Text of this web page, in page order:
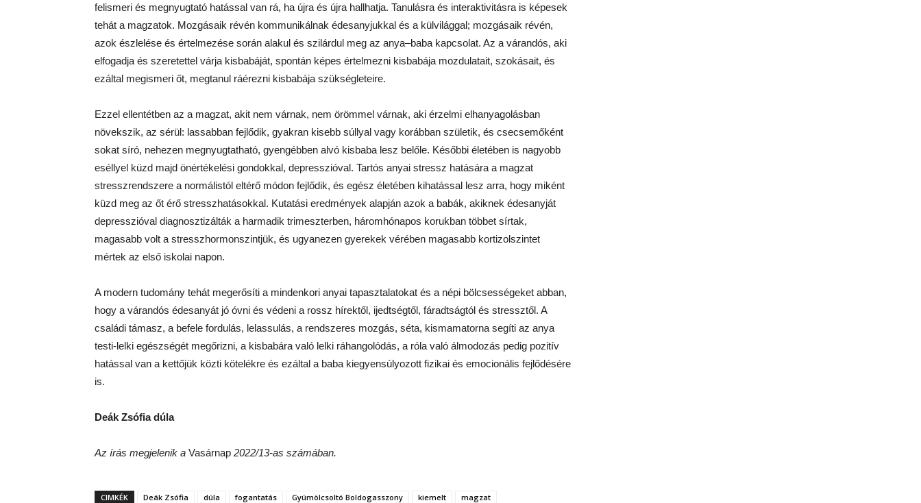
felismeri és megnyugtató hatással van rá, ha újra és újra hallhatja. Tanulásra és interaktivitásra is képesek
tehát a magzatok. Mozgásaik révén kommunikálnak édesanyjukkal és a külvilággal; mozgásaik révén,
azok észlelése és értelmezése során alakul és szilárdul meg az anya–baba kapcsolat. Az a várandós, aki
elfogadja és szeretettel várja kisbabáját, spontán képes értelmezni kisbabája mozdulatait, szokásait, és
ezáltal megismeri őt, megtanul ráérezni kisbabája szükségleteire.
Ezzel ellentétben az a magzat, akit nem várnak, nem örömmel várnak, aki érzelmi elhanyagolásban
növekszik, az sérül: lassabban fejlődik, gyakran kisebb súllyal vagy korábban születik, és csecsemőként
sokat síró, nehezen megnyugtatható, gyengébben alvó kisbaba lesz belőle. Későbbi életében is nagyobb
eséllyel küzd majd önértékelési gondokkal, depresszióval. Tartós anyai stressz hatására a magzat
stresszrendszere a normálistól eltérő módon fejlődik, és egész életében kihatással lesz arra, hogy miként
küzd meg az őt érő stresszhatásokkal. Kutatási eredmények alapján azok a babák, akiknek édesanyját
depresszióval diagnosztizálták a harmadik trimeszterben, háromhónapos korukban többet sírtak,
magasabb volt a stresszhormonszintjük, és ugyanezen gyerekek vérében magasabb kortizolszintet
mértek az első iskolai napon.
A modern tudomány tehát megerősíti a mindenkori anyai tapasztalatokat és a népi bölcsességeket abban,
hogy a várandós édesanyát jó óvni és védeni a rossz hírektől, ijedtségtől, fáradtságtól és stressztől. A
családi támasz, a befele fordulás, lelassulás, a rendszeres mozgás, séta, kismamatorna segíti az anya
testi-lelki egészségét megőrizni, a kisbabára való lelki ráhangolódás, a róla való álmodozás pedig pozitív
hatással van a kettőjük közti kötelékre és ezáltal a baba kiegyensúlyozott fizikai és emocionális fejlődésére
is.
Deák Zsófia dúla
Az írás megjelenik a Vasárnap 2022/13-as számában.
CIMKÉK Deák Zsófia dúla fogantatás Gyümölcsoltó Boldogasszony kiemelt magzat